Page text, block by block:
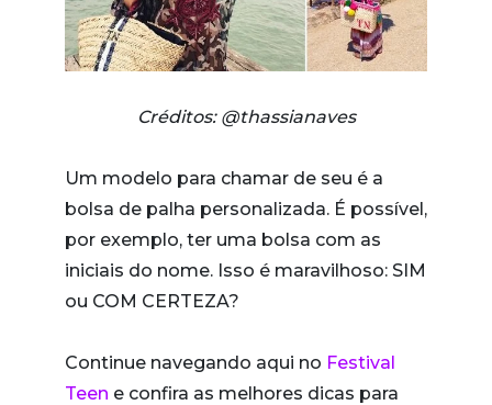
Créditos: @thassianaves
Um modelo para chamar de seu é a
bolsa de palha personalizada. É possível,
por exemplo, ter uma bolsa com as
iniciais do nome. Isso é maravilhoso: SIM
ou COM CERTEZA?
Continue navegando aqui no Festival
Teen e confira as melhores dicas para